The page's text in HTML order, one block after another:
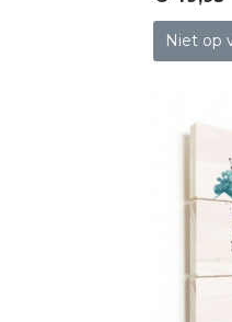
Niet op